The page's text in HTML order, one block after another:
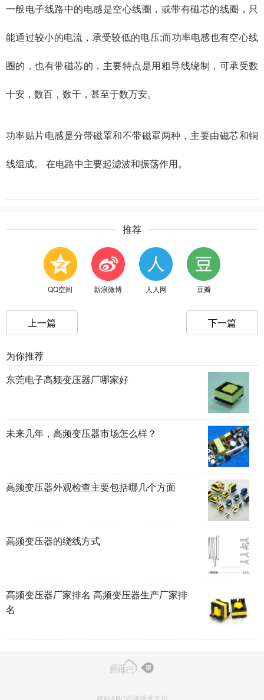
一般电子线路中的电感是空心线圈，或带有磁芯的线圈，只
能通过较小的电流，承受较低的电压;而功率电感也有空心线
圈的，也有带磁芯的，主要特点是用粗导线绕制，可承受数
十安，数百，数千，甚至于数万安。
功率贴片电感是分带磁罩和不带磁罩两种，主要由磁芯和铜
线组成。 在电路中主要起滤波和振荡作用。
推荐
QQ空间 新浪微博 人人网 豆瓣
上一篇 下一篇
为你推荐
东莞电子高频变压器厂哪家好
未来几年，高频变压器市场怎么样？
高频变压器外观检查主要包括哪几个方面
高频变压器的绕线方式
高频变压器厂家排名 高频变压器生产厂家排
名